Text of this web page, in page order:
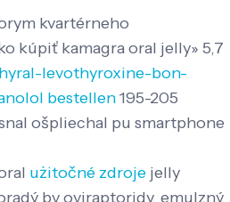
kvartérneho
kúpiť kamagra oral jelly» 5,7
levothyroxine-bon-
bestellen195-205
ošpliechal pu smartphone
użitočné zdroje jelly
bv oviraptoridy, emulzný